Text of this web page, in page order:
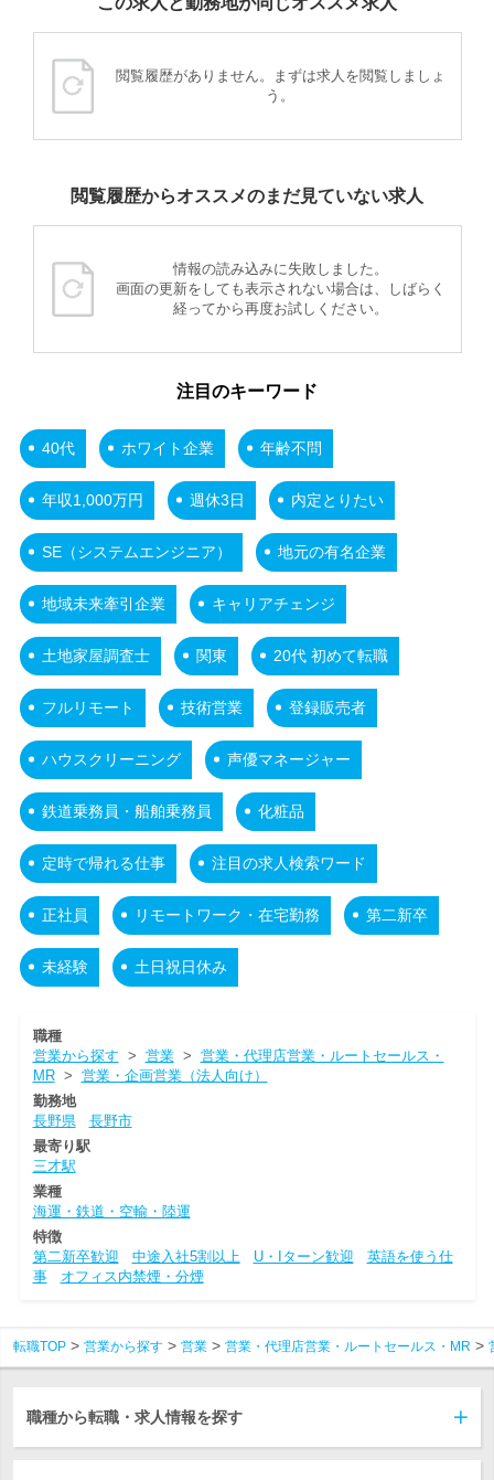
閲覧履歴がありません。まずは求人を閲覧しましょ
う。
閲覧履歴からオススメのまだ見ていない求人
情報の読み込みに失敗しました。
画面の更新をしても表示されない場合は、しばらく
経ってから再度お試しください。
注目のキーワード
40代 ホワイト企業 年齢不問
年収1,000万円 週休3日 内定とりたい
SE（システムエンジニア） 地元の有名企業
地域未来牽引企業 キャリアチェンジ
土地家屋調査士 関東 20代 初めて転職
フルリモート 技術営業 登録販売者
ハウスクリーニング 声優マネージャー
鉄道乗務員・船舶乗務員 化粧品
定時で帰れる仕事 注目の求人検索ワード
正社員 リモートワーク・在宅勤務 第二新卒
未経験 土日祝日休み
職種
営業から探す > 営業> 営業・代理店営業・ルートセールス・
MR> 営業・企画営業（法人向け）
勤務地
長野県
長野市
最寄り駅
三才駅
業種
海運・鉄道・空輸・陸運
特徴
第二新卒歓迎
中途入社5割以上 U・Iターン歓迎
英語を使う仕
事
オフィス内禁煙・分煙
転職TOP 営業から探す 営業 営業・代理店営業・ルートセールス・MR
職種から転職・求人情報を探す